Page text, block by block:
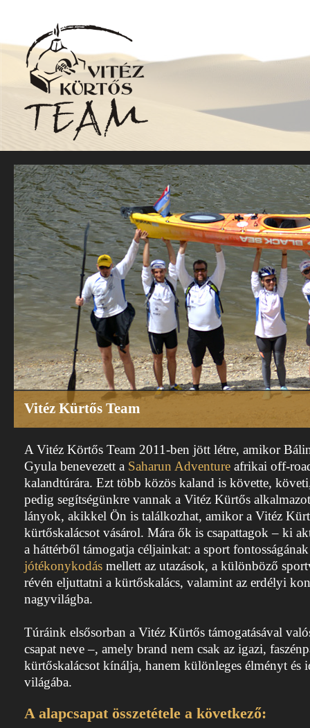
Vitéz Kürtős Team
A Vitéz Körtős Team 2011-ben jött létre, amikor
Gyula benevezett a Saharun Adventure afrikai off-
kalandtúrára. Ezt több közös kaland is követte,
pedig segítségünkre vannak a Vitéz Kürtős
lányok, akikkel Ön is találkozhat, amikor a Vitéz
kürtőskalácsot vásárol. Mára ők is csapattagok – ki
a háttérből támogatja céljainkat: a sport
jótékonykodás mellett az utazások, a különböző
révén eljuttatni a kürtőskalács, valamint az erdélyi
nagyvilágba.
Túráink elsősorban a Vitéz Kürtős támogatásával
csapat neve –, amely brand nem csak az igazi,
kürtőskalácsot kínálja, hanem különleges élményt és
világába.
A alapcsapat összetétele a következő: